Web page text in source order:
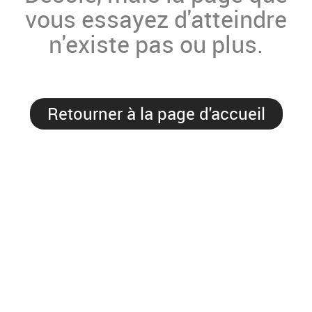
vous essayez d'atteindre
n'existe pas ou plus.
Retourner à la page d'accueil